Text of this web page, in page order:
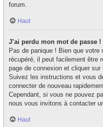
forum.
Haut
J’ai perdu mon mot de passe !
Pas de panique ! Bien que
récupéré, il peut facilement être
page de connexion et cliquer sur
Suivez les instructions et vous
connecter de nouveau
Cependant, si vous ne pouvez
nous vous invitons à contacter
Haut